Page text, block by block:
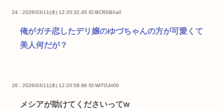
24 : 2026/03/11(水) 12:20:32.45 ID:BCRSBI/a0
俺がガチ恋したデリ嬢のゆづちゃんの方が可愛くて
美人何だが？
26 : 2026/03/11(水) 12:20:58.96 ID:WiTOJrr00
メシアが助けてくださいってw